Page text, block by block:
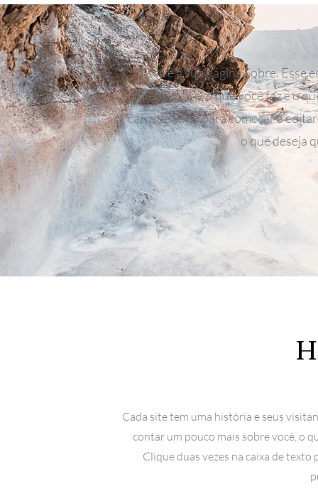
Essa é a sua página Sobre.
quem você é, o que você faz e o
caixa de texto para começar a
o que deseja
​Cada site tem uma história e seus
contar um pouco mais sobre você, o
Clique duas vezes na caixa de